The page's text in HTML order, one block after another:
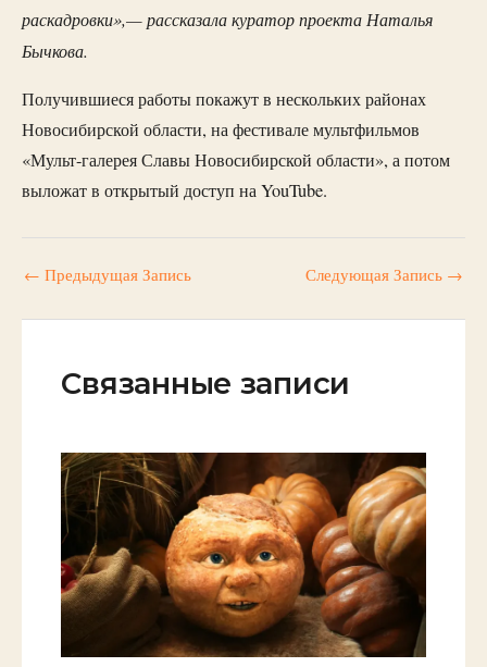
раскадровки»,— рассказала куратор проекта Наталья
Бычкова.
Получившиеся работы покажут в нескольких районах
Новосибирской области, на фестивале мультфильмов
«Мульт-галерея Славы Новосибирской области», а потом
выложат в открытый доступ на YouTube.
← Предыдущая Запись Следующая Запись →
Связанные записи